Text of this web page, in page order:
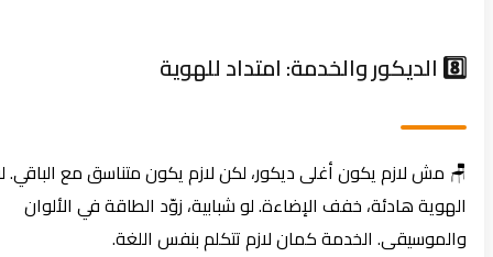
🪑 مش لازم يكون أغلى ديكور، لكن لازم يكون متناسق مع الباقي. لو
الهوية هادئة، خفف الإضاءة. لو شبابية، زوّد الطاقة في الألوان
والموسيقى. الخدمة كمان لازم تتكلم بنفس اللغة.